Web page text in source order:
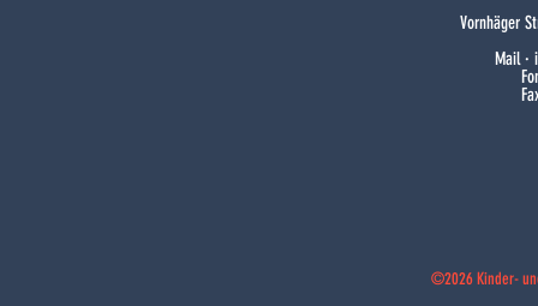
Vornhäger
Mail ·
©2026 Kinder-